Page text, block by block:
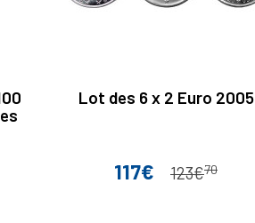
Lot des 6 x 2 Euro 2005
Prix
117€ Prix de base
123€70